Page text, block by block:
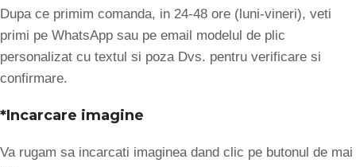
Dupa ce primim comanda, in 24-48 ore (luni-vineri), veti
primi pe WhatsApp sau pe email modelul de plic
personalizat cu textul si poza Dvs. pentru verificare si
confirmare.
*Incarcare imagine
Va rugam sa incarcati imaginea dand clic pe butonul de mai